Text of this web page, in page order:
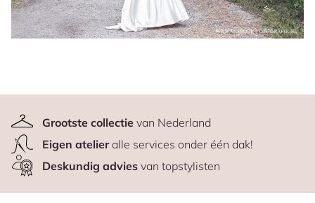
Grootste collectievan Nederland
Eigen atelieralle services onder één dak!
Deskundig adviesvan topstylisten